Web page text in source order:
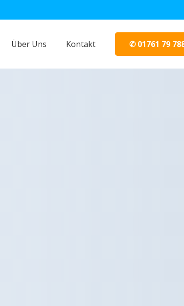
Über Uns Kontakt ✆ 01761 79